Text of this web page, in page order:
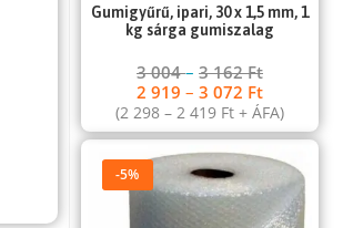
Gumigyűrű, ipari, 30 x 1,5 mm, 1
kg sárga gumiszalag
3 004–3 162Ft
2 919–3 072 Ft
(2 298–2 419 Ft + ÁFA)
-5%